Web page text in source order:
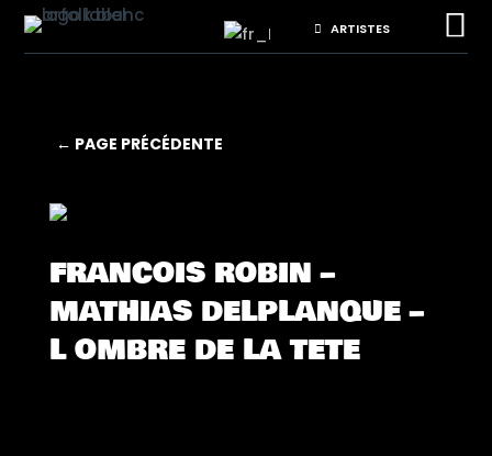
ARTISTES 
← PAGE PRÉCÉDENTE
FRANCOIS ROBIN –
MATHIAS DELPLANQUE –
L OMBRE DE LA TETE